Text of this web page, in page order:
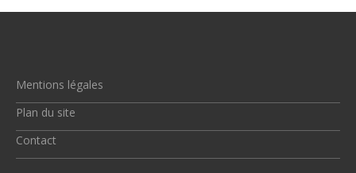
Mentions légales
Plan du site
Contact